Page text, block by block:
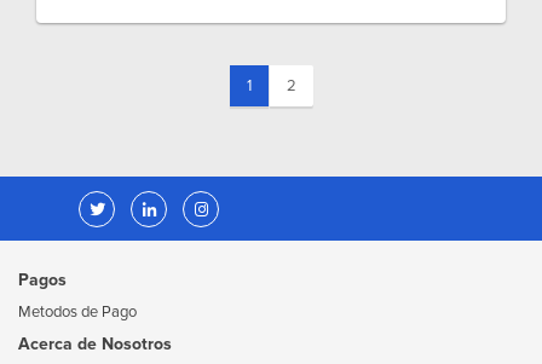
1(current)
2
Pagos
Metodos de Pago
Acerca de Nosotros